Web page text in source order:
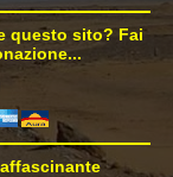
questo sito? Fai